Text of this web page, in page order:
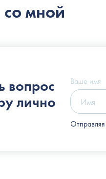
со мной
вопрос
лично
Ваше имя